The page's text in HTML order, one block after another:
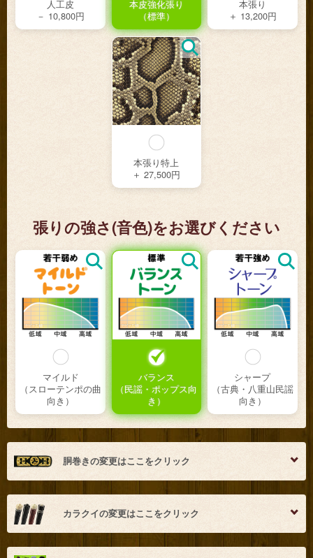
人工皮
－ 10,800円
本皮強化張り
（標準）
本張り
＋ 13,200円
本張り特上
＋ 27,500円
張りの強さ(音色)をお選びください
マイルド
（スローテンポの曲
向き）
バランス
（民謡・ポップス向
き）
シャープ
（古典・八重山民謡
向き）
胴巻きの変更はここをクリック
ドラゴン・赤地橙龍
＋ 0円
＋ 0円
＋ 5616円
カラクイの変更はここをクリック